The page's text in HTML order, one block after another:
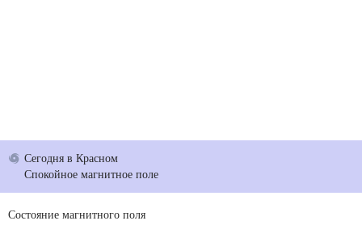
Сегодняв Красном
Спокойное магнитное поле
Состояние магнитного поля